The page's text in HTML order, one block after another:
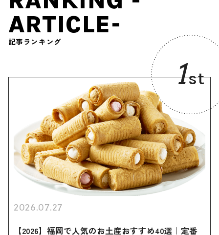
ARTICLE-
記事ランキング
1st
2026.07.27
【2026】福岡で人気のお土産おすすめ40選｜定番